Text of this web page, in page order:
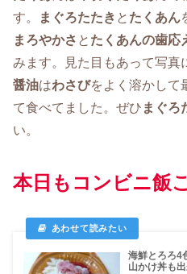
す。
まぐろたたき と たくあん
まろやかさ と たくあんの歯応
みます。見た目もあって写真
醤油はわさびをよく溶かして
て食べてました。ぜひ まぐろ
い。
本日もコンビニ飯
海鮮とろろ4
山かけ丼も